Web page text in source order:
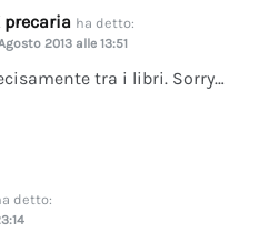
precaria ha detto:
2013 alle 13:51
tra i libri. Sorry…
detto: